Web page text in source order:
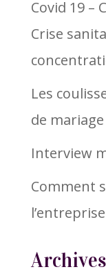
Covid 19 –
Crise
Les
de mariage
Interview
Comment
Archives